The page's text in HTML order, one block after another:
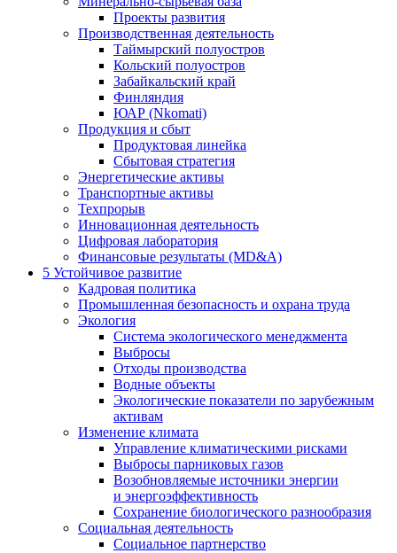
Проекты развития
Производственная деятельность
Таймырский полуостров
Кольский полуостров
Забайкальский край
Финляндия
ЮАР (Nkomati)
Продукция и сбыт
Продуктовая линейка
Сбытовая стратегия
Энергетические активы
Транспортные активы
Техпрорыв
Инновационная деятельность
Цифровая лаборатория
Финансовые результаты (MD&A)
5 Устойчивое развитие
Кадровая политика
Промышленная безопасность и охрана труда
Экология
Система экологического менеджмента
Выбросы
Отходы производства
Водные объекты
Экологические показатели по зарубежным
активам
Изменение климата
Управление климатическими рисками
Выбросы парниковых газов
Возобновляемые источники энергии
и энергоэффективность
Сохранение биологического разнообразия
Социальная деятельность
Социальное партнерство